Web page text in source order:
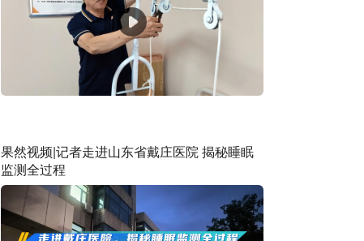
果然视频|记者走进山东省戴庄医院 揭秘睡眠
监测全过程